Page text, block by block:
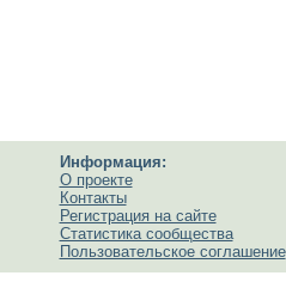
Информация:
О проекте
Контакты
Регистрация на сайте
Статистика сообщества
Пользовательское соглашение